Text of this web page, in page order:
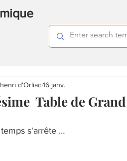
Table de
d'Orliac16 janv.
s'arrête …